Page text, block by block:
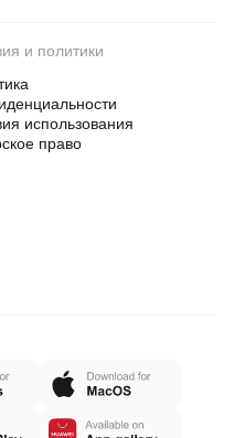
и политики
использования
право